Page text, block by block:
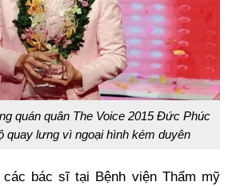
quán quân The Voice 2015 Đức Phúc
quay lưng vì ngoại hình kém duyên
bác sĩ tại Bệnh viện Thẩm mỹ